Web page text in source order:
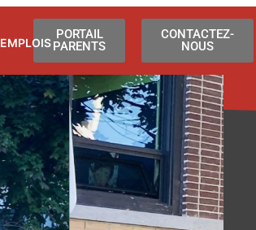
EMPLOIS
PORTAIL
PARENTS
CONTACTEZ-
NOUS